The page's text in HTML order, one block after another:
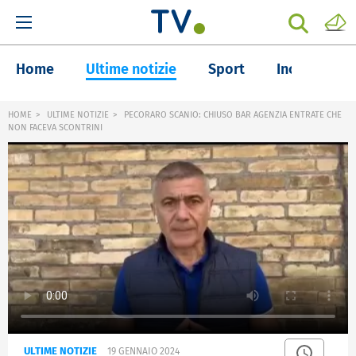
Home Ultime notizie Sport Inchieste
HOME ULTIME NOTIZIE
PECORARO SCANIO: CHIUSO BAR AGENZIA ENTRATE CHE
NON FACEVA SCONTRINI
ULTIME NOTIZIE 19 GENNAIO 2024